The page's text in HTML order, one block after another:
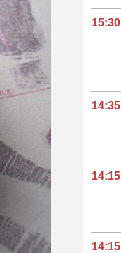
15:30
14:35
14:15
14:15